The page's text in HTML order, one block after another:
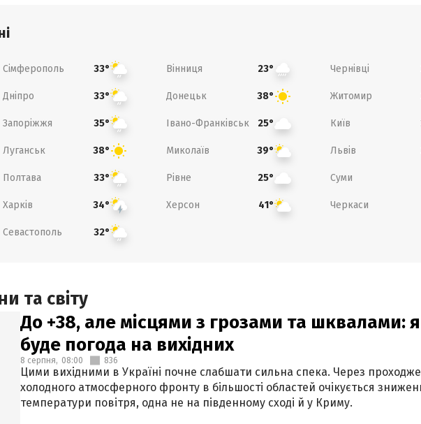
Сімферополь 33° Вінниця 23° Чернівці
Дніпро 33° Донецьк 38° Житомир
Запоріжжя 35° Івано-Франківськ 25° Київ
Луганськ 38° Миколаїв 39° Львів
Полтава 33° Рівне 25° Суми
Харків 34° Херсон 41° Черкаси
Севастополь 32°
та світу
До +38, але місцями з грозами та шквалами:
буде погода на вихідних
8 серпня, 08:00 836
Цими вихідними в Україні почне слабшати сильна спека. Через
холодного атмосферного фронту в більшості областей очікується
температури повітря, одна не на південному сході й у Криму.